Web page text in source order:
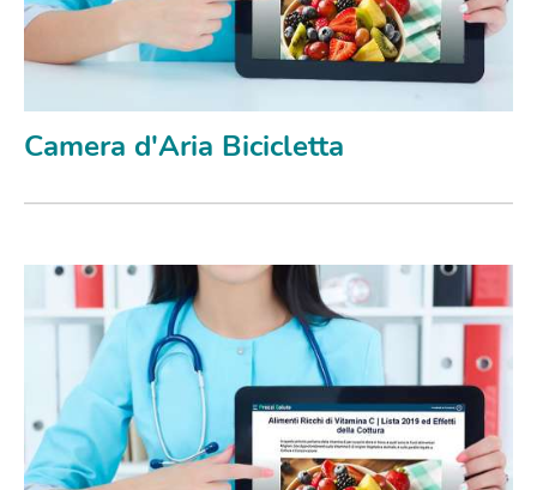
Camera d'Aria Bicicletta